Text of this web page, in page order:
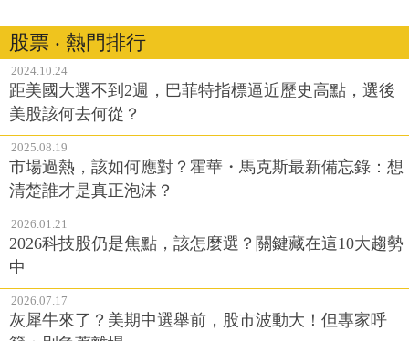
股票 ‧ 熱門排行
2024.10.24
距美國大選不到2週，巴菲特指標逼近歷史高點，選後
美股該何去何從？
2025.08.19
市場過熱，該如何應對？霍華・馬克斯最新備忘錄：想
清楚誰才是真正泡沫？
2026.01.21
2026科技股仍是焦點，該怎麼選？關鍵藏在這10大趨勢
中
2026.07.17
灰犀牛來了？美期中選舉前，股市波動大！但專家呼